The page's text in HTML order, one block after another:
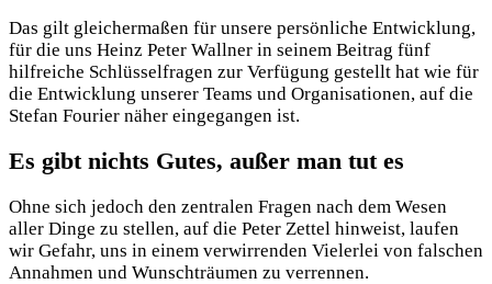
Das gilt gleichermaßen für unsere persönliche Entwicklung,
für die uns Heinz Peter Wallner in seinem Beitrag fünf
hilfreiche Schlüsselfragen zur Verfügung gestellt hat wie für
die Entwicklung unserer Teams und Organisationen, auf die
Stefan Fourier näher eingegangen ist.
Es gibt nichts Gutes, außer man tut es
Ohne sich jedoch den zentralen Fragen nach dem Wesen
aller Dinge zu stellen, auf die Peter Zettel hinweist, laufen
wir Gefahr, uns in einem verwirrenden Vielerlei von falschen
Annahmen und Wunschträumen zu verrennen.